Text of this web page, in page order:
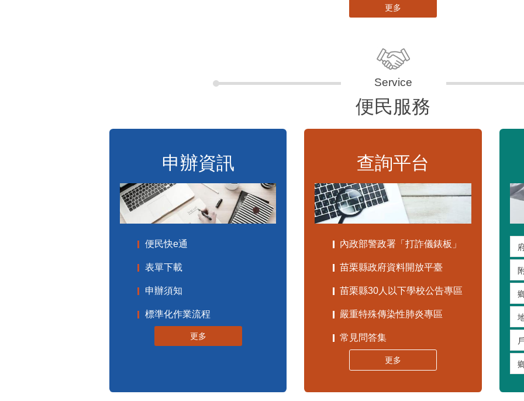
更多
便民服務
申辦資訊
便民快e通
表單下載
申辦須知
標準化作業流程
更多
查詢平台
內政部警政署「打詐儀錶板」
苗栗縣政府資料開放平臺
苗栗縣30人以下學校公告專區
嚴重特殊傳染性肺炎專區
常見問答集
更多